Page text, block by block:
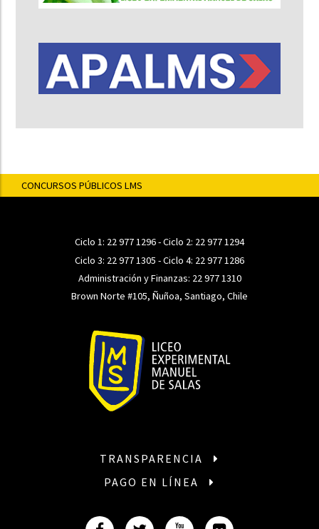
CONCURSOS PÚBLICOS LMS
Ciclo 1: 22 977 1296- Ciclo 2: 22 977 1294
Ciclo 3: 22 977 1305 - Ciclo 4: 22 977 1286
Administración y Finanzas: 22 977 1310
Brown Norte #105, Ñuñoa, Santiago, Chile
TRANSPARENCIA
PAGO EN LÍNEA